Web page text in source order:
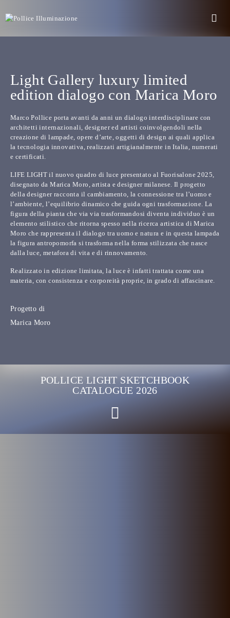
Light Gallery luxury limited
edition dialogo con Marica Moro
Marco Pollice porta avanti da anni undialogo interdisciplinare con
architetti internazionali, designer ed artisti coinvolgendoli nella
creazione di lampade, opere d’arte, oggetti di design ai quali applica
la tecnologia innovativa, realizzati artigianalmente in Italia, numerati
e certificati.
LIFE LIGHT il nuovo quadro di luce presentato al Fuorisalone 2025,
disegnato da Marica Moro, artista e designer milanese. Il progetto
della designer racconta il cambiamento, la connessione tra l’uomo e
l’ambiente, l’equilibrio dinamico che guida ogni trasformazione. La
figura della pianta che via via trasformandosi diventa individuo è un
elemento stilistico che ritorna spesso nella ricerca artistica di Marica
Moro che rappresenta il dialogo tra uomo e natura e in questa lampada
la figura antropomorfa si trasforma nella forma stilizzata che nasce
dalla luce, metafora di vita e di rinnovamento.
Realizzato in edizione limitata, la luce è infatti trattata come una
materia, con consistenza e corporeità proprie, in grado di affascinare.
Progetto di
Marica Moro
POLLICE LIGHT SKETCHBOOK
CATALOGUE 2026